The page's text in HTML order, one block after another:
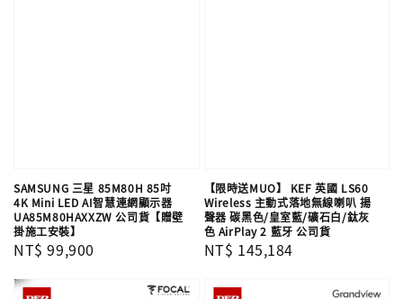
SAMSUNG 三星 85M80H 85吋
4K Mini LED AI智慧連網顯示器
UA85M80HAXXZW 公司貨【贈壁
掛施工安裝】
Regular
NT$ 99,900
【限時送MUO】 KEF 英國 LS60
Wireless 主動式落地無線喇叭 揚
聲器 碳黑色/皇室藍/礦石白/鈦灰
色 AirPlay 2 藍牙 公司貨
Regular
NT$ 145,184